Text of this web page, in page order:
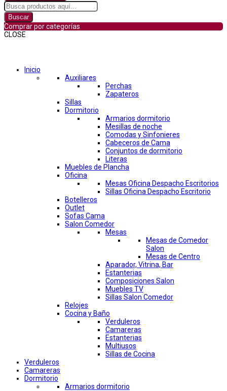
Buscar
Comprar por categorías
CLOSE
Inicio
Auxiliares
Perchas
Zapateros
Sillas
Dormitorio
Armarios dormitorio
Mesillas de noche
Comodas y Sinfonieres
Cabeceros de Cama
Conjuntos de dormitorio
Literas
Muebles de Plancha
Oficina
Mesas Oficina Despacho Escritorios
Sillas Oficina Despacho Escritorio
Botelleros
Outlet
Sofas Cama
Salon Comedor
Mesas
Mesas de Comedor
Salon
Mesas de Centro
Aparador, Vitrina, Bar
Estanterias
Composiciones Salon
Muebles TV
Sillas Salon Comedor
Relojes
Cocina y Baño
Verduleros
Camareras
Estanterias
Multiusos
Sillas de Cocina
Verduleros
Camareras
Dormitorio
Armarios dormitorio